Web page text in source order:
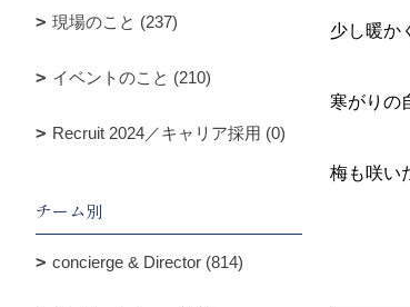
少し暖か
寒がりの
梅も咲い
現場のこと (237)
イベントのこと (210)
Recruit 2024／キャリア採用 (0)
チーム別
concierge & Director (814)